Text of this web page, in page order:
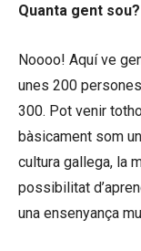
Quanta gent
Noooo! Aquí ve
unes 200
300. Pot venir
bàsicament som
cultura gallega, la
possibilitat
una ensenyança